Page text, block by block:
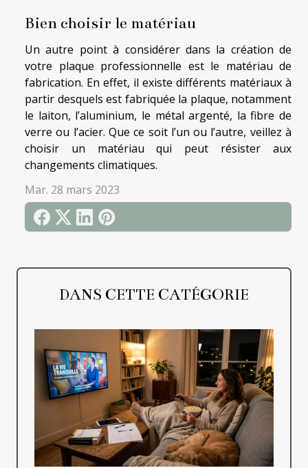
DANS CETTE CATÉGORIE
Bien choisir le matériau
Un autre point à considérer dans la création de
votre plaque professionnelle est le matériau de
fabrication. En effet, il existe différents matériaux à
partir desquels est fabriquée la plaque, notamment
le laiton, l’aluminium, le métal argenté, la fibre de
verre ou l’acier. Que ce soit l’un ou l’autre, veillez à
choisir un matériau qui peut résister aux
changements climatiques.
Mar. 28 mars 2023